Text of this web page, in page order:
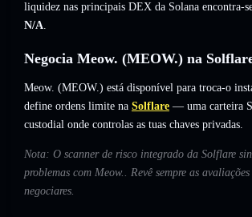
liquidez nas principais DEX da Solana encontra-
N/A.
Negocia Meow. (MEOW.) na
Meow. (MEOW.) está disponível para troca-o
define ordens limite na Solflare — uma carteira
custodial onde controlas as tuas chaves privadas.
Nota: O scanner de risco integrado da Solflare
problemas com Meow.. Revê sempre as
negociares.